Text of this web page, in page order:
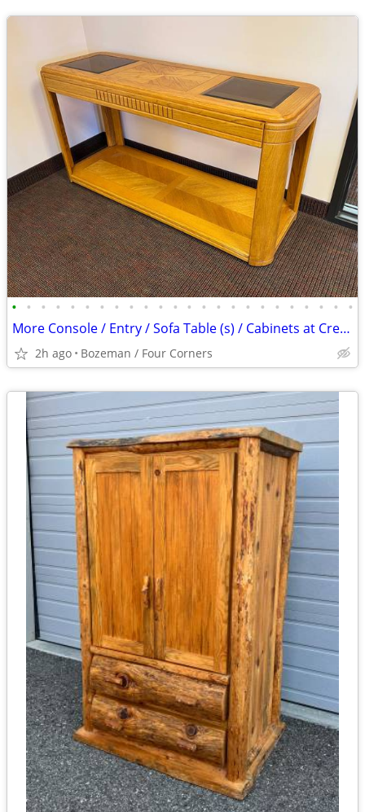
• • • • • • • • • • • • • • • • • • • • • • • •
More Console / Entry / Sofa Table (s) / Cabinets at Creative Bargains
2h ago Bozeman / Four Corners